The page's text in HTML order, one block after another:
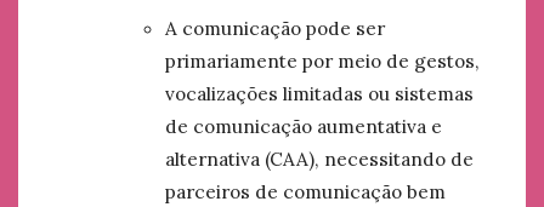
A comunicação pode ser
primariamente por meio de gestos,
vocalizações limitadas ou sistemas
de comunicação aumentativa e
alternativa (CAA), necessitando de
parceiros de comunicação bem